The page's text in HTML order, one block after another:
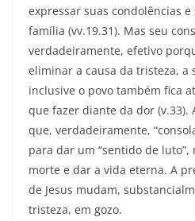
expressar suas condolências
família (vv.19.31). Mas seu
verdadeiramente, efetivo
eliminar a causa da tristeza, a
inclusive o povo também fica
que fazer diante da dor (v.33).
que, verdadeiramente,
para dar um “sentido de luto”,
morte e dar a vida eterna. A
de Jesus mudam,
tristeza, em gozo.